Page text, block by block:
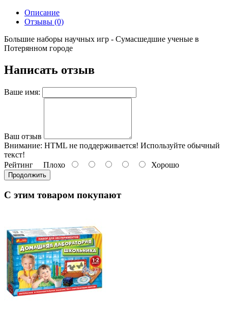
Описание
Отзывы (0)
Большие наборы научных игр - Сумасшедшие ученые в
Потерянном городе
Написать отзыв
Ваше имя:
Ваш отзыв
Внимание: HTML не поддерживается! Используйте обычный
текст!
Рейтинг Плохо Хорошо
Продолжить
С этим товаром покупают